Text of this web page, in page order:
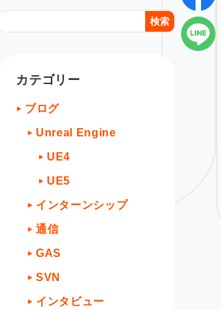
検索
カテゴリー
ブログ
Unreal Engine
UE4
UE5
インターンシップ
通信
GAS
SVN
インタビュー